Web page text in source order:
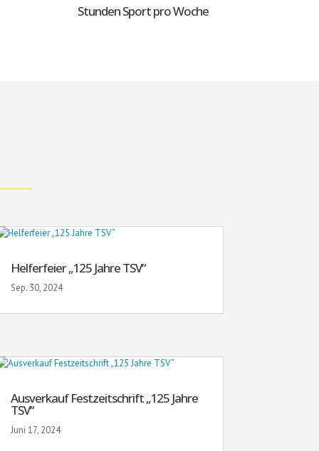
Stunden Sport pro Woche
Helferfeier „125 Jahre TSV“
Sep. 30, 2024
Ausverkauf Festzeitschrift „125 Jahre
TSV“
Juni 17, 2024